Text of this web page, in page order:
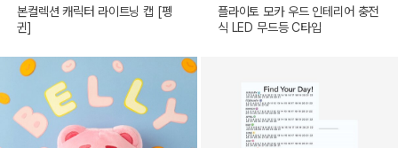
본컬렉션 캐릭터 라이트닝 캡 [펭
귄]
플라이토 모카 우드 인테리어 충전
식 LED 무드등 C타입